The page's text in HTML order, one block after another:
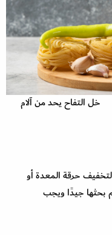
من آلام
حرقة المعدة أو
بحثها جيدًا ويجب